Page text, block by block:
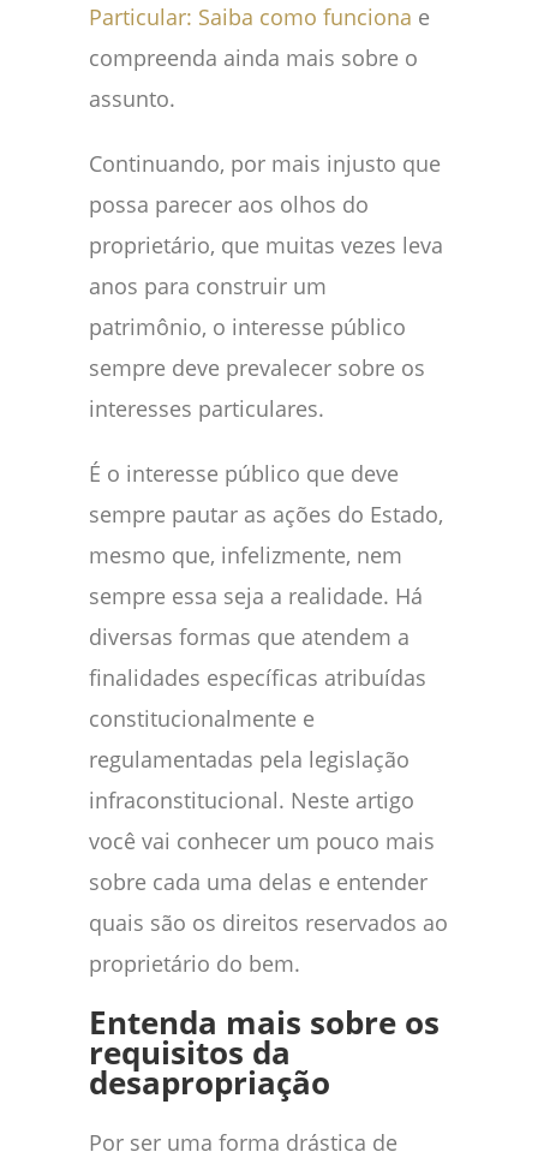
Particular: Saiba como funciona e
compreenda ainda mais sobre o
assunto.
Continuando, por mais injusto que
possa parecer aos olhos do
proprietário, que muitas vezes leva
anos para construir um
patrimônio, o interesse público
sempre deve prevalecer sobre os
interesses particulares.
É o interesse público que deve
sempre pautar as ações do Estado,
mesmo que, infelizmente, nem
sempre essa seja a realidade. Há
diversas formas que atendem a
finalidades específicas atribuídas
constitucionalmente e
regulamentadas pela legislação
infraconstitucional. Neste artigo
você vai conhecer um pouco mais
sobre cada uma delas e entender
quais são os direitos reservados ao
proprietário do bem.
Entenda mais sobre os
requisitos da
desapropriação
Por ser uma forma drástica de